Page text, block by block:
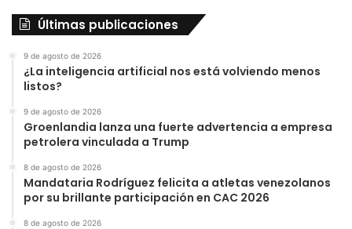
Últimas publicaciones
9 de agosto de 2026
¿La inteligencia artificial nos está volviendo menos
listos?
9 de agosto de 2026
Groenlandia lanza una fuerte advertencia a empresa
petrolera vinculada a Trump
8 de agosto de 2026
Mandataria Rodríguez felicita a atletas venezolanos
por su brillante participación en CAC 2026
8 de agosto de 2026